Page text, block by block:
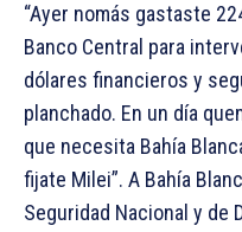
“Ayer nomás gastaste
Banco Central para
dólares financieros y
planchado. En un día
que necesita Bahía
fijate Milei”. A Bahía
Seguridad Nacional y de